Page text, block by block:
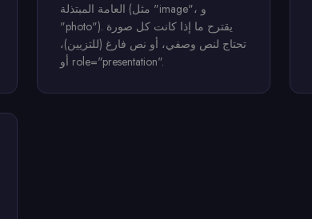
العامة المبتذلة (مثل "image"، و
"photo"). يقترح ما إذا كانت كل صورة
تحتاج لنص وصفي، أو نص فارغ (للتزيين)،
أو role="presentation".